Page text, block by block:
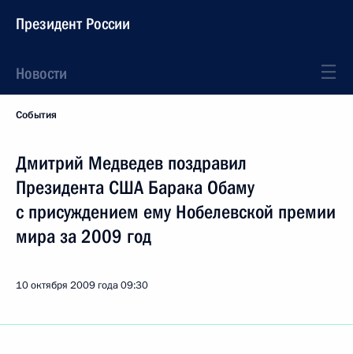
Президент России
Новости
События
Дмитрий Медведев поздравил
Президента США Барака Обаму
с присуждением ему Нобелевской премии
мира за 2009 год
10 октября 2009 года09:30